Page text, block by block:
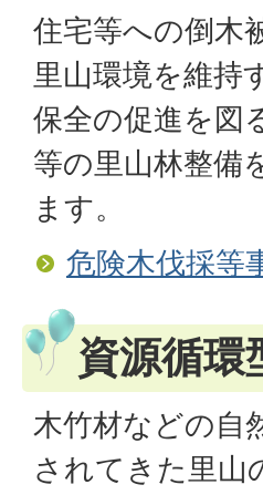
住宅等への倒木
里山環境を維持
保全の促進を図
等の里山林整備
ます。
危険木伐採等
資源循環
木竹材などの自
されてきた里山